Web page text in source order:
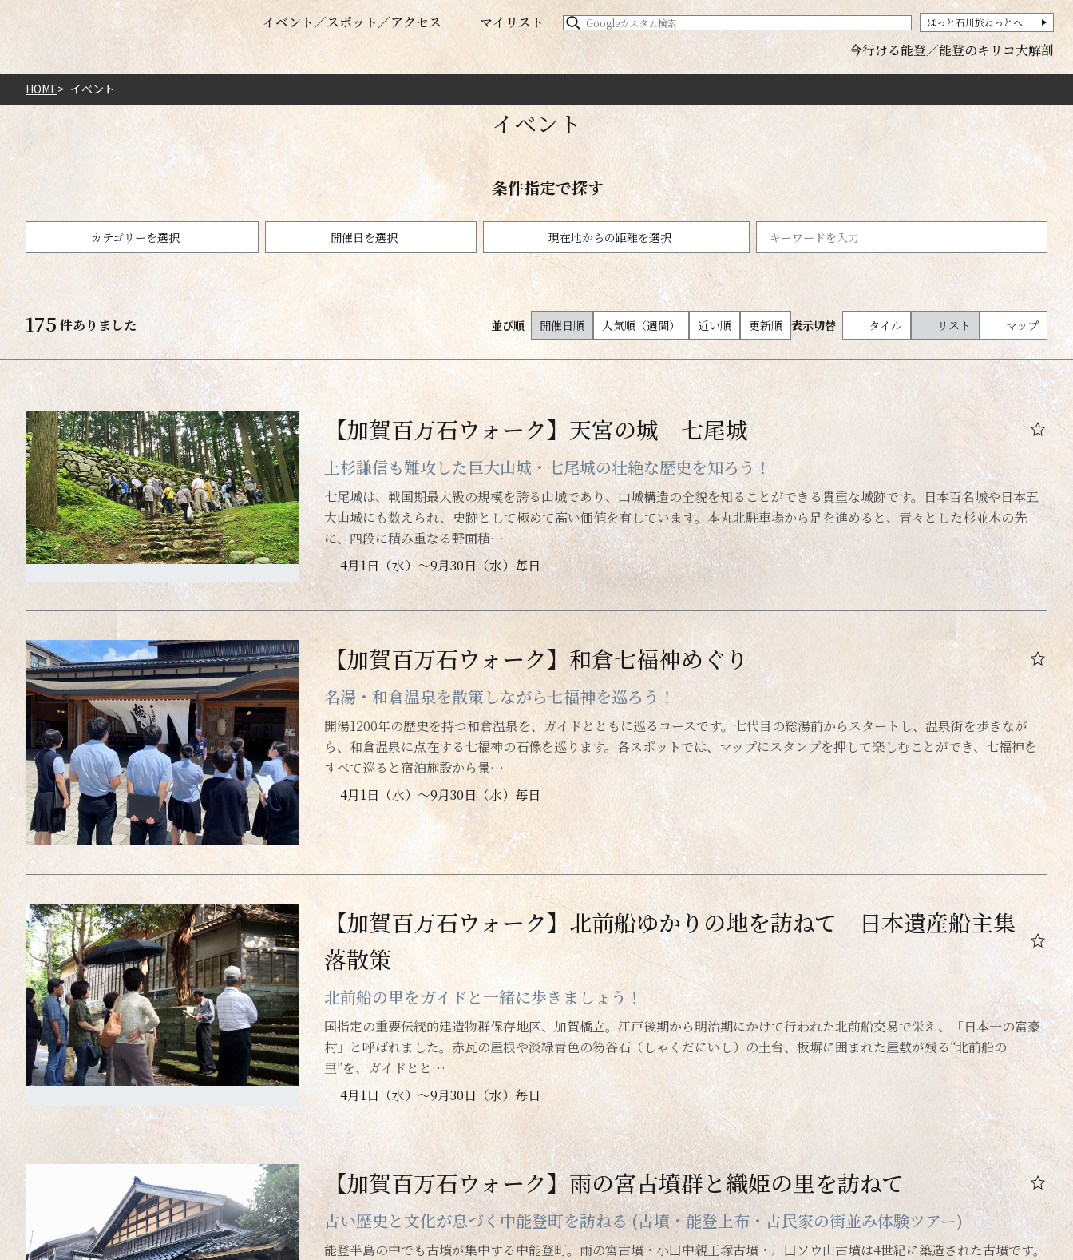
イベント スポット
アクセス
今行ける能登
能登のキリコ大解剖
ほっと石川旅ねっとへ
マイリスト
HOME イベント
イベント
条件指定で探す
カテゴリーを選択 開催日を選択 現在地からの距離を選択
祭り・伝統行事
キリコ祭り
参加体験型イベント 文化・芸術イベント 食のイベント
灯りでつなぐ能登半島 スポーツ
2026年8月 クリア
月 火 水 木 金 土
1
2
4 5 6 7 8
9 10 11 12 13 14 15
16 17 18 19 20 21 22
23 242526272829
30 31
2026年9月 クリア
月 火 水 木 金 土
1 2 3 4 5
6
8 9 10 11 12
13 14 15 16 17 18 19
20 21 22 23 242526
27 2829 30
2026年10月 クリア
月 火 水 木 金 土
1 2
3
4
6 7 8 9 10
11 12 13 14 15 16 17
18 19 20 21 22 23 24
25 26 27 28 29 30 31
2026年11月 クリア
月 火 水 木 金 土
1 2 3 4 5 6
7
8
10 11 12 13 14
15 16 17 18 19 20 21
22 23 24 25 26 27 28
29 30
2026年12月 クリア
月 火 水 木 金 土
1 2 3 4
5
6
8 9 10 11 12
13 14 15 16 17 18 19
20 21 22 23 24 25 26
27 28 29 30 31
2027年1月 クリア
月 火 水 木 金 土
1 2
3
5 6 7 8
9
10 11 12 13 14 15 16
17 18 1920212223
24252627282930
31
2027年2月 クリア
月 火 水 木 金 土
1 2 3 4 5 6
7
9 10 11 12 13
14 15 16 17 18 19 20
21 22 23 24252627
28
2027年3月 クリア
月 火 水 木 金 土
1 2 3 4 5 6
7
9 10 11 12 13
14 15 16 17 18 19 20
21 22 23 24252627
28 29 30 31
2027年4月 クリア
月 火 水 木 金 土
1 2 3
4
6 7 8 9 10
11 12 13 14 15 16 17
18 19 20 21 22 23 24
25 26272829 30
2027年5月 クリア
月 火 水 木 金 土
1
2
4 5 6 7 8
9 10 11 12 13 14 15
16 17 18 19 20 21 22
23 242526272829
30 31
2027年6月 クリア
月 火 水 木 金 土
1 2 3 4 5
6
8 9 10 11 12
13 14 15 16 17 18 19
20 21 22 23 242526
27 2829 30
2027年7月 クリア
月 火 水 木 金 土
1 2 3
4
6 7 8 9 10
11 12 13 14 15 16 17
18 19 20 21 22 23 24
25 26272829 30 31
未選択 500m以内 1km以内 5km以内
10km以内 50km以内 100km以内
175 件ありました 並び順 開催日順 人気順（週間） 近い順 更新順 表示切替 タイル リスト マップ
【加賀百万石ウォーク】天宮の城 七尾城
上杉謙信も難攻した巨大山城・七尾城の壮絶な歴史を知ろう！
七尾城は、戦国期最大級の規模を誇る山城であり、山城構造の全貌を知ることができる貴重な城跡です。日本百名城や日本五
大山城にも数えられ、史跡として極めて高い価値を有しています。本丸北駐車場から足を進めると、青々とした杉並木の先
に、四段に積み重なる野面積…
4月1日（水）～9月30日（水）毎日
【加賀百万石ウォーク】和倉七福神めぐり
名湯・和倉温泉を散策しながら七福神を巡ろう！
開湯1200年の歴史を持つ和倉温泉を、ガイドとともに巡るコースです。七代目の総湯前からスタートし、温泉街を歩きなが
ら、和倉温泉に点在する七福神の石像を巡ります。各スポットでは、マップにスタンプを押して楽しむことができ、七福神を
すべて巡ると宿泊施設から景…
4月1日（水）～9月30日（水）毎日
【加賀百万石ウォーク】北前船ゆかりの地を訪ねて 日本遺産船主集
落散策
北前船の里をガイドと一緒に歩きましょう！
国指定の重要伝統的建造物群保存地区、加賀橋立。江戸後期から明治期にかけて行われた北前船交易で栄え、「日本一の富豪
村」と呼ばれました。赤瓦の屋根や淡緑青色の笏谷石（しゃくだにいし）の土台、板塀に囲まれた屋敷が残る“北前船の
里”を、ガイドとと…
4月1日（水）～9月30日（水）毎日
【加賀百万石ウォーク】雨の宮古墳群と織姫の里を訪ねて
古い歴史と文化が息づく中能登町を訪ねる (古墳・能登上布・古民家の街並み体験ツアー)
能登半島の中でも古墳が集中する中能登町。雨の宮古墳・小田中親王塚古墳・川田ソウ山古墳は4世紀に築造された古墳です。